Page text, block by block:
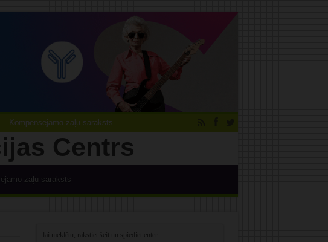
Kompensējamo zāļu saraksts
zāļu saraksts